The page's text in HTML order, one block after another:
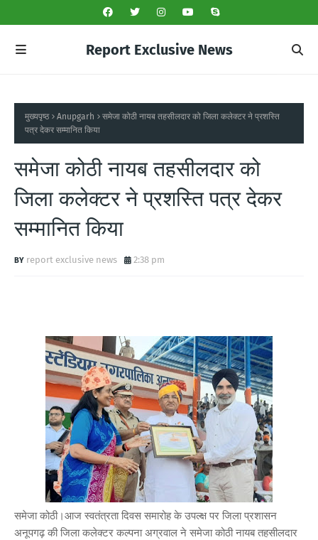
Report Exclusive News
मुख्यपृष्ठ Anupgarh
समेजा कोठी नायब तहसीलदार को जिला कलेक्टर ने प्रशस्ति
पत्र देकर सम्मानित किया
समेजा कोठी नायब तहसीलदार को
जिला कलेक्टर ने प्रशस्ति पत्र देकर
सम्मानित किया
report exclusive news 2:38 pm
समेजा कोठी।आज स्वतंत्रता दिवस समारोह के उपल्क्ष पर जिला प्रशासन
अनूपगढ़ की जिला कलेक्टर कल्पना अग्रवाल ने समेजा कोठी नायब तहसीलदार